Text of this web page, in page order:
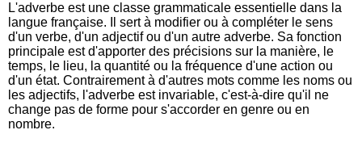
L'adverbe est une classe grammaticale essentielle dans la
langue française. Il sert à modifier ou à compléter le sens
d'un verbe, d'un adjectif ou d'un autre adverbe. Sa fonction
principale est d'apporter des précisions sur la manière, le
temps, le lieu, la quantité ou la fréquence d'une action ou
d'un état. Contrairement à d'autres mots comme les noms ou
les adjectifs, l'adverbe est invariable, c'est-à-dire qu'il ne
change pas de forme pour s'accorder en genre ou en
nombre.